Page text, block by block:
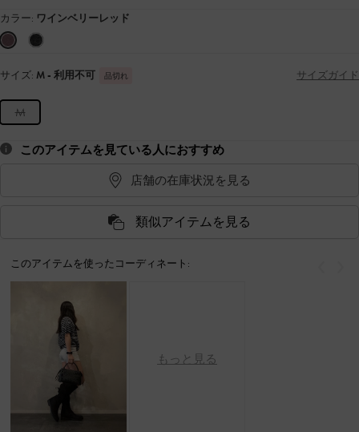
カラー: ワインベリーレッド
サイズ: M - 利用不可 品切れ サイズガイド
M
このアイテムを見ている人におすすめ
店舗の在庫状況を見る
類似アイテムを見る
このアイテムを使ったコーディネート:
もっと見る